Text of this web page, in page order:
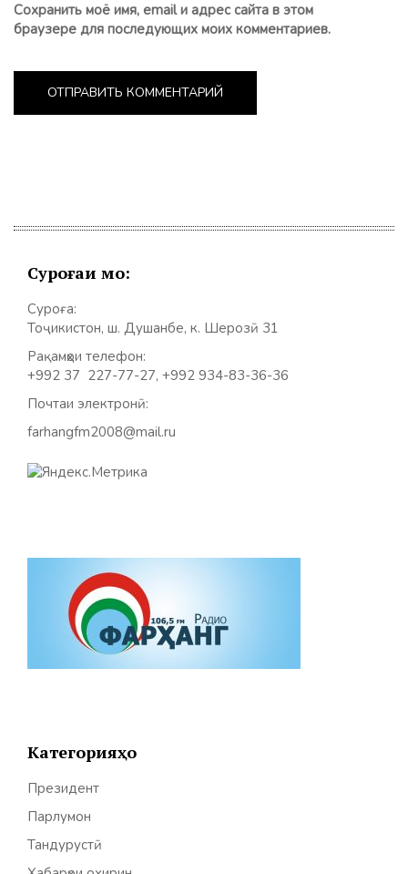
Сохранить моё имя, email и адрес сайта в этом
браузере для последующих моих комментариев.
Суроғаи мо:
Суроға:
Тоҷикистон, ш. Душанбе, к. Шерозӣ 31
Рақамҳои телефон:
+992 37 227-77-27, +992 934-83-36-36
Почтаи электронӣ:
farhangfm2008@mail.ru
Категорияҳо
Президент
Парлумон
Тандурустӣ